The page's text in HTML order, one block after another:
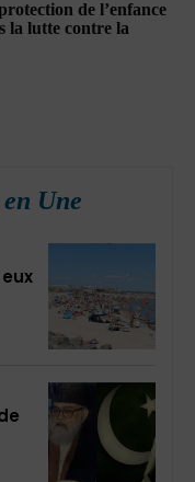
de l’enfance
la lutte contre la
Une